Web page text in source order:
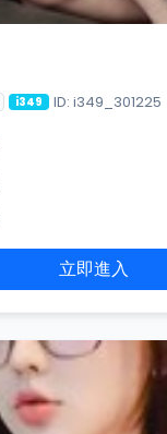
i349 ID: i349_301225
立即進入